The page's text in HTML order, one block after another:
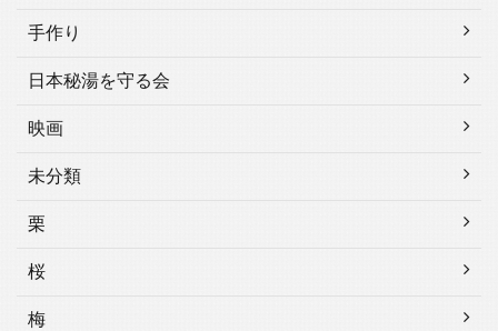
手作り
日本秘湯を守る会
映画
未分類
栗
桜
梅